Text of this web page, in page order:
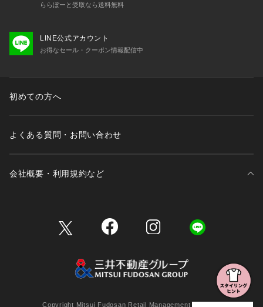
ららぽーと受取なら送料無料
LINE公式アカウント
お得なセール・クーポン情報配信中
初めての方へ
よくある質問・お問い合わせ
会社概要・利用規約など
Copyright Mitsui Fudosan Retail Management Co., Ltd.